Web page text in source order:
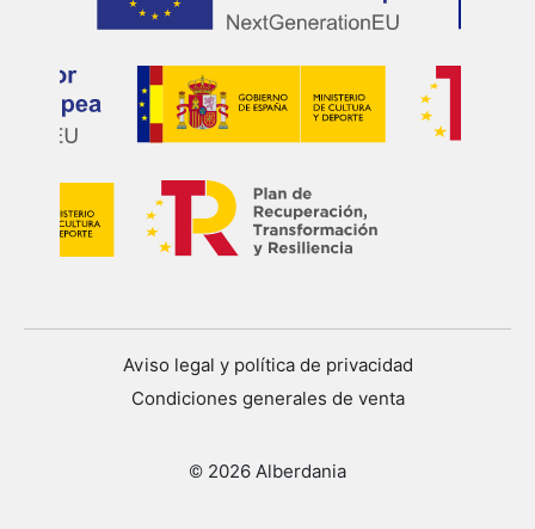
© 2026 Alberdania
Aviso legal y política de privacidad
Condiciones generales de venta